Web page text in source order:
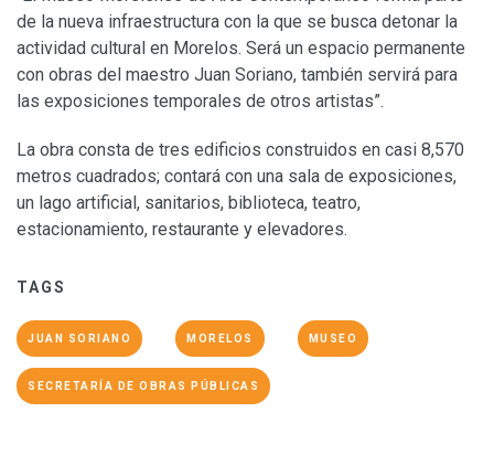
de la nueva infraestructura con la que se busca detonar la
actividad cultural en Morelos. Será un espacio permanente
con obras del maestro Juan Soriano, también servirá para
las exposiciones temporales de otros artistas”.
La obra consta de tres edificios construidos en casi 8,570
metros cuadrados; contará con una sala de exposiciones,
un lago artificial, sanitarios, biblioteca, teatro,
estacionamiento, restaurante y elevadores.
TAGS
JUAN SORIANO MORELOS MUSEO
SECRETARÍA DE OBRAS PÚBLICAS